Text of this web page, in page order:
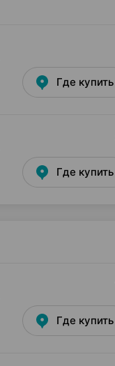
Где купить
Где купить
Где купить